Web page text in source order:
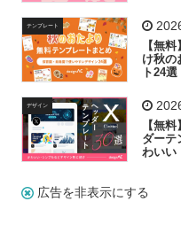
テンプレート
【無
け秋の
ト24選
デザイン
【無
ダーテ
わいい
広告を非表示にする